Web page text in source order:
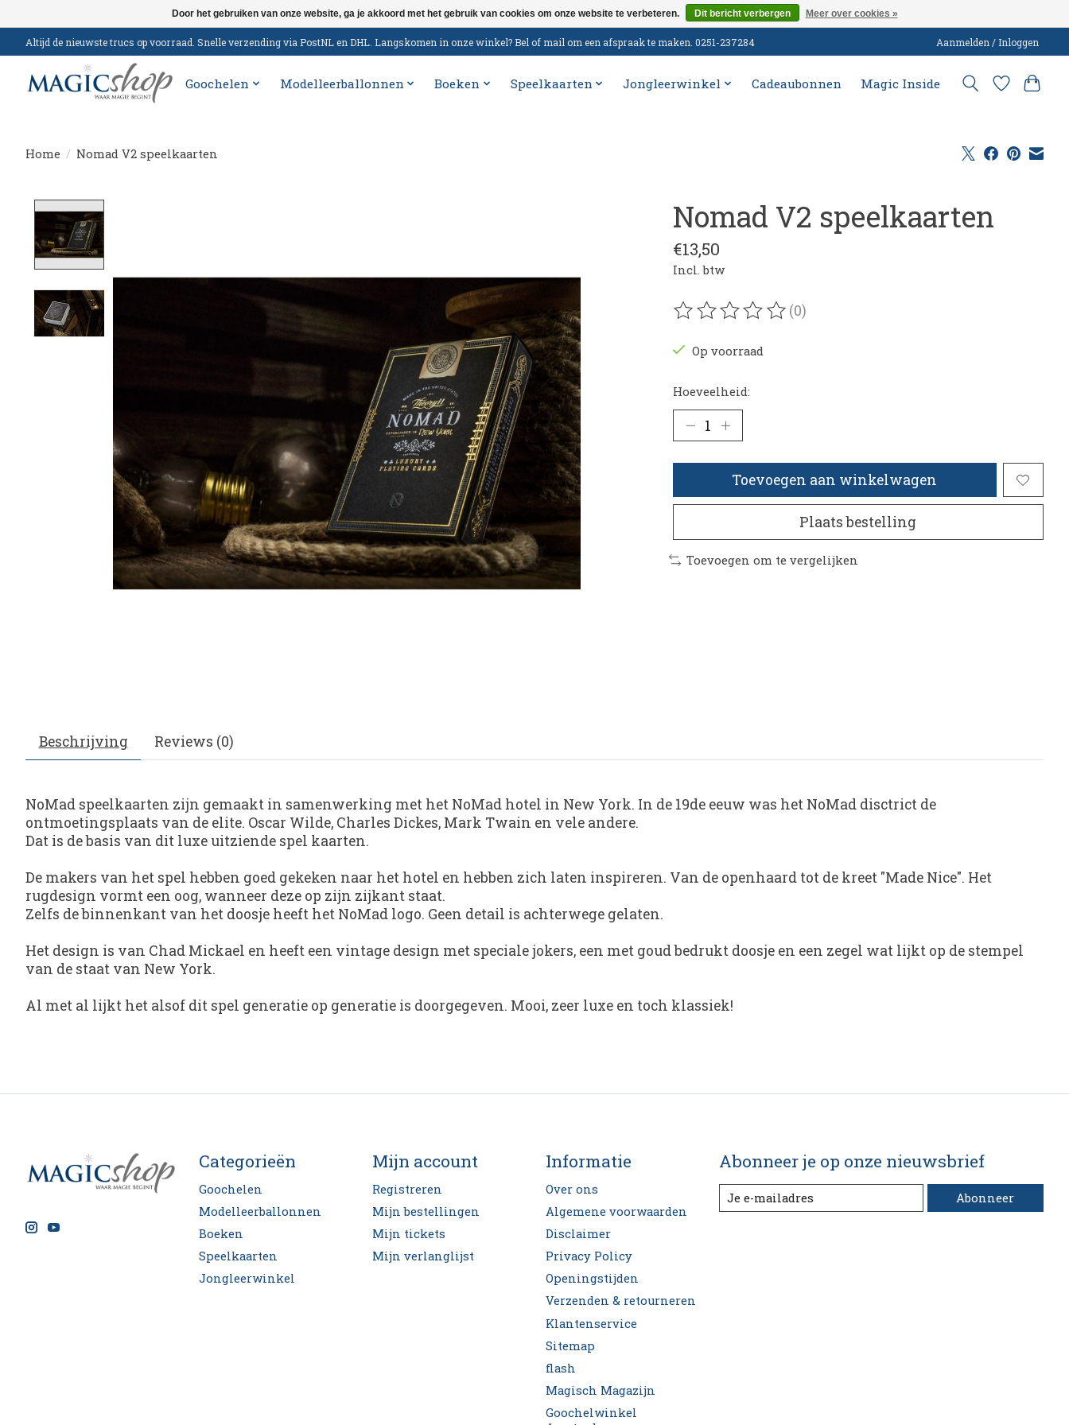
Altijd de nieuwste trucs op voorraad. Snelle verzending via PostNL en DHL. Langskomen in onze winkel? Bel of mail om een afspraak te maken. 0251-237284 Aanmelden / Inloggen
Goochelen Modelleerballonnen Boeken Speelkaarten Jongleerwinkel Cadeaubonnen Magic Inside
Home / Nomad V2 speelkaarten
Nomad V2 speelkaarten
€13,50
Incl. btw
De beoordeling van dit product is
(0)
Op voorraad
Hoeveelheid:
Toevoegen aan winkelwagen
Plaats bestelling
Toevoegen om te vergelijken
Beschrijving Reviews (0)
NoMad speelkaarten zijn gemaakt in samenwerking met het NoMad hotel in New York. In de 19de eeuw was het NoMad disctrict de
ontmoetingsplaats van de elite. Oscar Wilde, Charles Dickes, Mark Twain en vele andere.
Dat is de basis van dit luxe uitziende spel kaarten.
De makers van het spel hebben goed gekeken naar het hotel en hebben zich laten inspireren. Van de openhaard tot de kreet "Made Nice". Het
rugdesign vormt een oog, wanneer deze op zijn zijkant staat.
Zelfs de binnenkant van het doosje heeft het NoMad logo. Geen detail is achterwege gelaten.
Het design is van Chad Mickael en heeft een vintage design met speciale jokers, een met goud bedrukt doosje en een zegel wat lijkt op de stempel
van de staat van New York.
Al met al lijkt het alsof dit spel generatie op generatie is doorgegeven. Mooi, zeer luxe en toch klassiek!
Categorieën
Goochelen
Modelleerballonnen
Boeken
Speelkaarten
Jongleerwinkel
Mijn account
Registreren
Mijn bestellingen
Mijn tickets
Mijn verlanglijst
Informatie
Over ons
Algemene voorwaarden
Disclaimer
Privacy Policy
Openingstijden
Verzenden & retourneren
Klantenservice
Sitemap
flash
Magisch Magazijn
Goochelwinkel
Abonneer je op onze nieuwsbrief
Abonneer
Door het gebruiken van onze website, ga je akkoord met het gebruik van cookies om onze website te verbeteren. Dit bericht verbergen Meer over cookies »